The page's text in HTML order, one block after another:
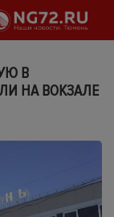
В
НА ВОКЗАЛЕ